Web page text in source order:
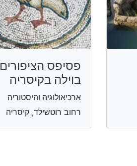
פסיפס הציפורים
בוילה בקיסריה
ארכיאולוגיה והיסטוריה
רחוב רוטשילד, קיסריה